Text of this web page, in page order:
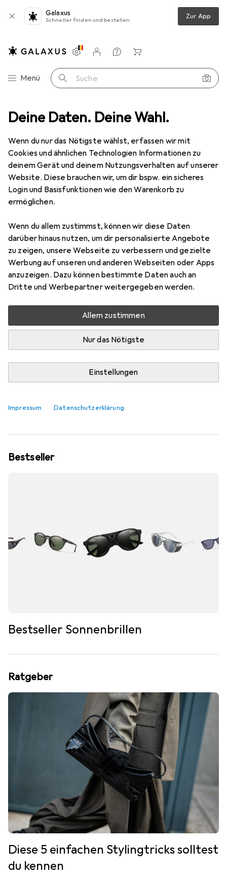
Deine Daten. Deine Wahl.
Wenn du nur das Nötigste wählst, erfassen wir mit
Cookies und ähnlichen Technologien Informationen zu
deinem Gerät und deinem Nutzungsverhalten auf unserer
Website. Diese brauchen wir, um dir bspw. ein sicheres
Login und Basisfunktionen wie den Warenkorb zu
ermöglichen.
Wenn du allem zustimmst, können wir diese Daten
darüber hinaus nutzen, um dir personalisierte Angebote
zu zeigen, unsere Webseite zu verbessern und gezielte
Werbung auf unseren und anderen Webseiten oder Apps
anzuzeigen. Dazu können bestimmte Daten auch an
Dritte und Werbepartner weitergegeben werden.
Allem zustimmen
Nur das Nötigste
Einstellungen
Impressum Datenschutzerklärung
Galaxus
Schneller finden und bestellen Zur App
Navigation nach Kategorien
Menü Suche
Einstellungen
Kundenkonto
Vergleichslisten
Merklisten
Warenkorb
Gesamtsortiment Mode Baby
Baby
EntdeckenForum
Ratgeber
Cigarette Jeans – der nächste grosse
Stephanie Vinzens164 Likes
16419 Kommentare
Bestseller
Bestseller Sonnenbrillen
Ratgeber
Diese 5 einfachen Stylingtricks solltest
du kennen